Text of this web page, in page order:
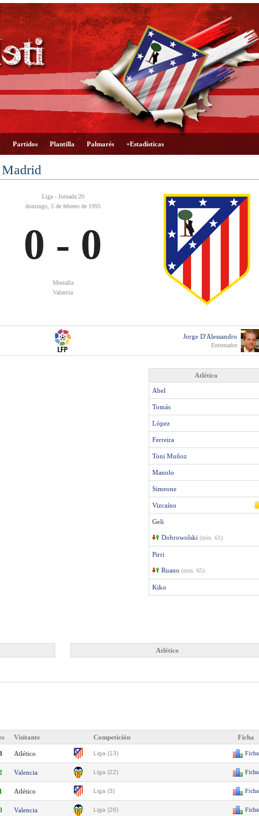
Partidos Plantilla Palmarés +Estadísticas
Liga - Jornada 20
domingo, 5 de febrero de 1995
0 - 0
Mestalla
Valencia
Jorge D'Alessandro
Entrenador
Atlético
Abel
Tomás
López
Ferreira
Toni Muñoz
Manolo
Simeone
Vizcaíno
Geli
Dobrowolski (min. 61)
Pirri
Ruano (min. 65)
Kiko
Atlético
Visitante Competición Ficha
Atlético Liga (13) Ficha
Valencia Liga (22) Ficha
Atlético Liga (3) Ficha
Valencia Liga (26) Ficha